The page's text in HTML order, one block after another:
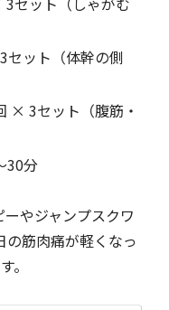
セット（体幹の側
× 3セット（腹筋・
30分
ーやジャンプスクワ
の筋肉痛が軽くなっ
。